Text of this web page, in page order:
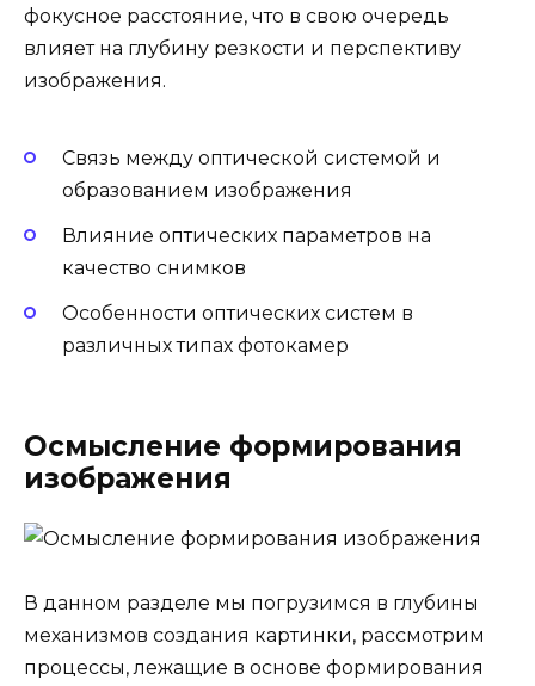
фокусное расстояние, что в свою очередь
влияет на глубину резкости и перспективу
изображения.
Связь между оптической системой и
образованием изображения
Влияние оптических параметров на
качество снимков
Особенности оптических систем в
различных типах фотокамер
Осмысление формирования
изображения
В данном разделе мы погрузимся в глубины
механизмов создания картинки, рассмотрим
процессы, лежащие в основе формирования